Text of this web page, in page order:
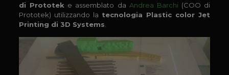
di Prototek e assemblato da Andrea Barchi (COO di
Prototek) utilizzando la tecnologia Plastic color Jet
Printing di 3D Systems